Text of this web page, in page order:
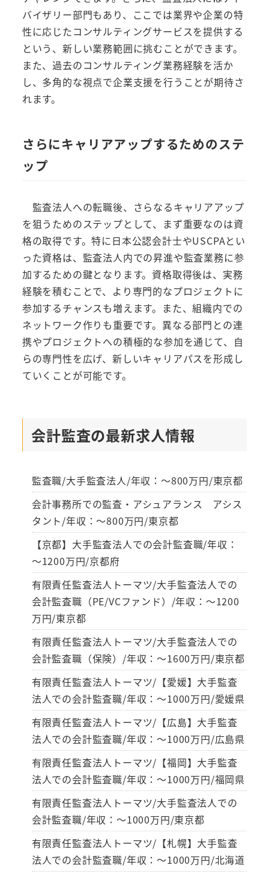
バイザリー部門もあり、ここでは業界や企業の特
性に応じたコンサルティングサービスを提供する
という、新しい業務範囲に挑むことができます。
また、過去のコンサルティング業務経験を活か
し、多角的な視点で企業支援を行うことが期待さ
れます。
さらにキャリアアップするためのステ
ップ
監査法人への転職後、さらなるキャリアアップ
を狙うためのステップとして、まず重要なのは資
格の取得です。特に日本公認会計士やUSCPAとい
った資格は、監査法人内での昇進や監査業務に参
加するための鍵となります。資格取得後は、実務
経験を積むことで、より専門的なプロジェクトに
参加するチャンスも増えます。また、組織内での
ネットワーク作りも重要です。異なる部門との連
携やプロジェクトへの積極的な参加を通じて、自
らの専門性を広げ、新しいキャリアパスを形成し
ていくことが可能です。
会計監査の最新求人情報
監査職/大手監査法人/年収：～800万円/東京都
会計事務所での監査・アシュアランス アシス
タント/年収：～800万円/東京都
【京都】大手監査法人での会計監査職/年収：
～1200万円/京都府
有限責任監査法人トーマツ/大手監査法人での
会計監査職（PE/VCファンド）/年収：～1200
万円/東京都
有限責任監査法人トーマツ/大手監査法人での
会計監査職（保険）/年収：～1600万円/東京都
有限責任監査法人トーマツ/【愛媛】大手監査
法人での会計監査職/年収：～1000万円/愛媛県
有限責任監査法人トーマツ/【広島】大手監査
法人での会計監査職/年収：～1000万円/広島県
有限責任監査法人トーマツ/【福岡】大手監査
法人での会計監査職/年収：～1000万円/福岡県
有限責任監査法人トーマツ/大手監査法人での
会計監査職/年収：～1000万円/東京都
有限責任監査法人トーマツ/【札幌】大手監査
法人での会計監査職/年収：～1000万円/北海道